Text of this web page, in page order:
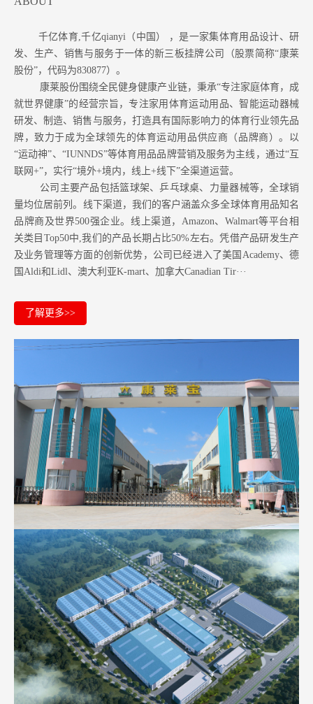
千亿体育,千亿qianyi（中国） ，是一家集体育用品设计、研
发、生产、销售与服务于一体的新三板挂牌公司（股票简称“康莱
股份”，代码为830877）。
康莱股份围绕全民健身健康产业链，秉承“专注家庭体育，成
就世界健康”的经营宗旨，专注家用体育运动用品、智能运动器械
研发、制造、销售与服务，打造具有国际影响力的体育行业领先品
牌，致力于成为全球领先的体育运动用品供应商（品牌商）。以
“运动神”、“IUNNDS”等体育用品品牌营销及服务为主线，通过“互
联网+”，实行“境外+境内，线上+线下”全渠道运营。
公司主要产品包括篮球架、乒乓球桌、力量器械等，全球销
量均位居前列。 线下渠道，我们的客户涵盖众多全球体育用品知名
品牌商及世界500强企业。 线上渠道，Amazon、Walmart等平台相
关类目Top50中,我们的产品长期占比50%左右。凭借产品研发生产
及业务管理等方面的创新优势，公司已经进入了美国Academy、德
国Aldi和Lidl、澳大利亚K-mart、加拿大Canadian Tir···
了解更多>>